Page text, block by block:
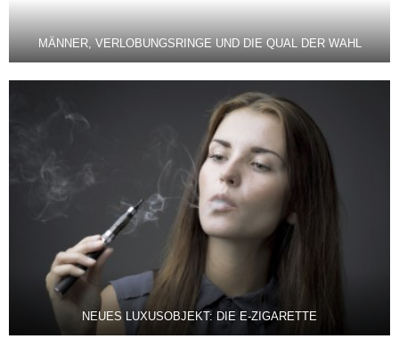
MÄNNER, VERLOBUNGSRINGE UND DIE QUAL DER WAHL
NEUES LUXUSOBJEKT: DIE E-ZIGARETTE